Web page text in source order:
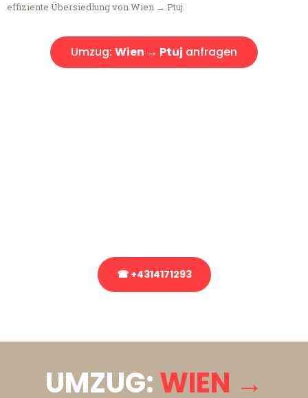
effiziente Übersiedlung von Wien → Ptuj.
Umzug: Wien → Ptuj anfragen
☎ +4314171293
UMZUG:WIEN →